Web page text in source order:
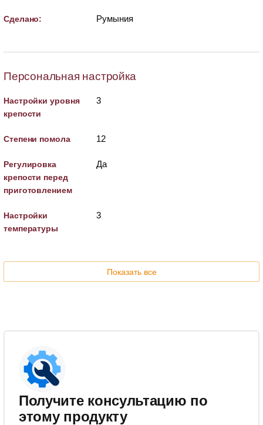
Сделано: Румыния
Персональная настройка
Настройки уровня
крепости
3
Степени помола 12
Регулировка
крепости перед
приготовлением
Да
Настройки
температуры
3
Показать все
Получите консультацию по
этому продукту